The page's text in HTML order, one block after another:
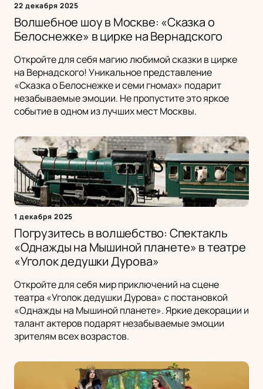
22 декабря 2025
Волшебное шоу в Москве: «Сказка о
Белоснежке» в цирке на Вернадского
Откройте для себя магию любимой сказки в цирке
на Вернадского! Уникальное представление
«Сказка о Белоснежке и семи гномах» подарит
незабываемые эмоции. Не пропустите это яркое
событие в одном из лучших мест Москвы.
1 декабря 2025
Погрузитесь в волшебство: Спектакль
«Однажды на Мышиной планете» в театре
«Уголок дедушки Дурова»
Откройте для себя мир приключений на сцене
театра «Уголок дедушки Дурова» с постановкой
«Однажды на Мышиной планете». Яркие декорации и
талант актеров подарят незабываемые эмоции
зрителям всех возрастов.